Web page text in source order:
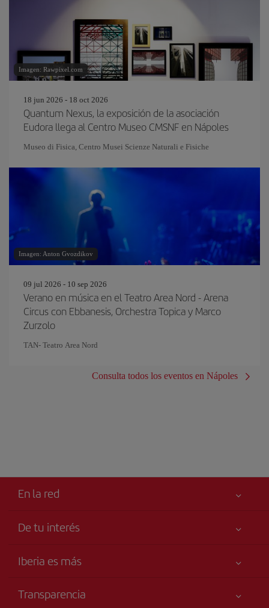
Imagen: Rawpixel.com
18 jun 2026 - 18 oct 2026
Quantum Nexus, la exposición de la asociación
Eudora llega al Centro Museo CMSNF en Nápoles
Museo di Fisica, Centro Musei Scienze Naturali e Fisiche
Imagen: Anton Gvozdikov
09 jul 2026 - 10 sep 2026
Verano en música en el Teatro Area Nord - Arena
Circus con Ebbanesis, Orchestra Topica y Marco
Zurzolo
TAN- Teatro Area Nord
Consulta todos los eventos en Nápoles
En la red
De tu interés
Accesibilidad
Iberia es más
Grupo Iberia
Transparencia